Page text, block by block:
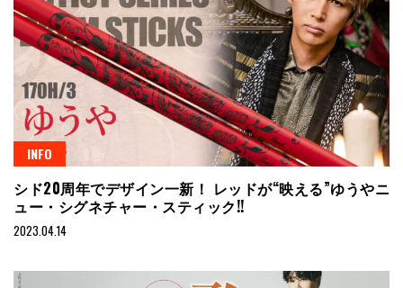
INFO
シド20周年でデザイン一新！ レッドが“映える”ゆうやニ
ュー・シグネチャー・スティック!!
2023.04.14